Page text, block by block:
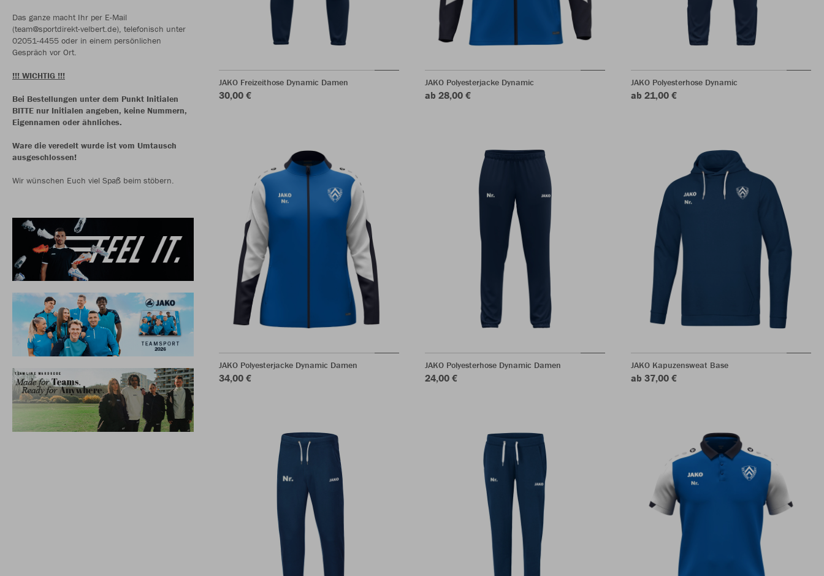
Das ganze macht Ihr per E-Mail
(team@sportdirekt-velbert.de), telefonisch unter
02051-4455 oder in einem persönlichen
Gespräch vor Ort.
!!! WICHTIG !!!
Bei Bestellungen unter dem Punkt Initialen
BITTE nur Initialen angeben, keine Nummern,
Eigennamen oder ähnliches.
Ware die veredelt wurde ist vom Umtausch
ausgeschlossen!
Wir wünschen Euch viel Spaß beim stöbern.
JAKO Freizeithose Dynamic Damen
30,00 €
JAKO Polyesterjacke Dynamic
ab 28,00 €
JAKO Polyesterhose Dynamic
ab 21,00 €
JAKO Polyesterjacke Dynamic Damen
34,00 €
JAKO Polyesterhose Dynamic Damen
24,00 €
JAKO Kapuzensweat Base
ab 37,00 €